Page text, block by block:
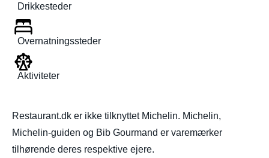
Drikkesteder
Overnatningssteder
Aktiviteter
Restaurant.dk er ikke tilknyttet Michelin. Michelin,
Michelin-guiden og Bib Gourmand er varemærker
tilhørende deres respektive ejere.